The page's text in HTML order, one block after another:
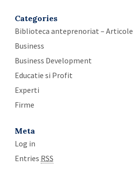
Categories
Biblioteca anteprenoriat – Articole
Business
Business Development
Educatie si Profit
Experti
Firme
Meta
Log in
Entries RSS